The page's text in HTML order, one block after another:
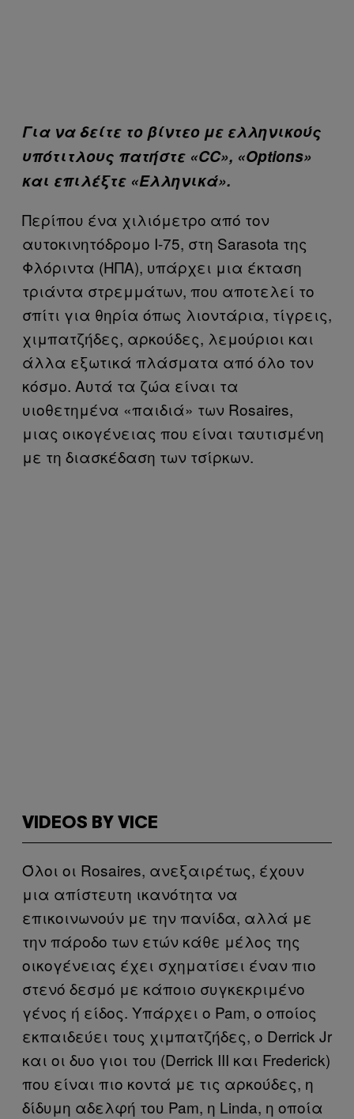
Για να δείτε το βίντεο με ελληνικούς
υπότιτλους πατήστε «CC», «Οptions»
και επιλέξτε «Ελληνικά».
Περίπου ένα χιλιόμετρο από τον
αυτοκινητόδρομο Ι-75, στη Sarasota της
Φλόριντα (ΗΠΑ), υπάρχει μια έκταση
τριάντα στρεμμάτων, που αποτελεί το
σπίτι για θηρία όπως λιοντάρια, τίγρεις,
χιμπατζήδες, αρκούδες, λεμούριοι και
άλλα εξωτικά πλάσματα από όλο τον
κόσμο. Αυτά τα ζώα είναι τα
υιοθετημένα «παιδιά» των Rosaires,
μιας οικογένειας που είναι ταυτισμένη
με τη διασκέδαση των τσίρκων.
VIDEOS BY VICE
Όλoι οι Rosaires, ανεξαιρέτως, έχουν
μια απίστευτη ικανότητα να
επικοινωνούν με την πανίδα, αλλά με
την πάροδο των ετών κάθε μέλος της
οικογένειας έχει σχηματίσει έναν πιο
στενό δεσμό με κάποιο συγκεκριμένο
γένος ή είδος. Υπάρχει ο Pam, ο οποίος
εκπαιδεύει τους χιμπατζήδες, ο Derrick Jr
και οι δυο γιοι του (Derrick III και Frederick)
που είναι πιο κοντά με τις αρκούδες, η
δίδυμη αδελφή του Pam, η Linda, η οποία